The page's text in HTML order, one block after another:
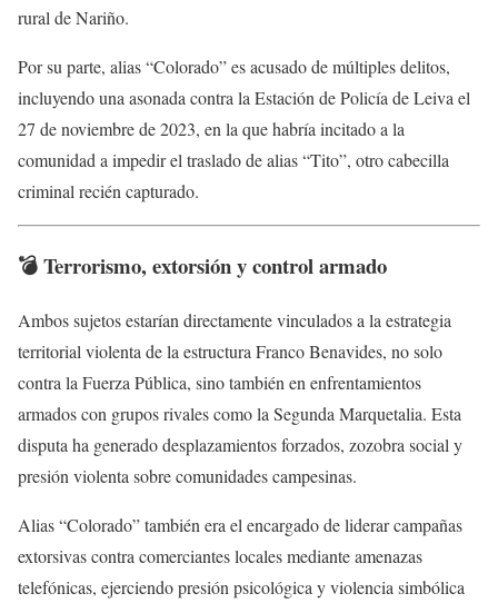
rural de Nariño.
Por su parte, alias “Colorado” es acusado de múltiples delitos,
incluyendo una asonada contra la Estación de Policía de Leiva el
27 de noviembre de 2023, en la que habría incitado a la
comunidad a impedir el traslado de alias “Tito”, otro cabecilla
criminal recién capturado.
💣 Terrorismo, extorsión y control armado
Ambos sujetos estarían directamente vinculados a la estrategia
territorial violenta de la estructura Franco Benavides, no solo
contra la Fuerza Pública, sino también en enfrentamientos
armados con grupos rivales como la Segunda Marquetalia. Esta
disputa ha generado desplazamientos forzados, zozobra social y
presión violenta sobre comunidades campesinas.
Alias “Colorado” también era el encargado de liderar campañas
extorsivas contra comerciantes locales mediante amenazas
telefónicas, ejerciendo presión psicológica y violencia simbólica